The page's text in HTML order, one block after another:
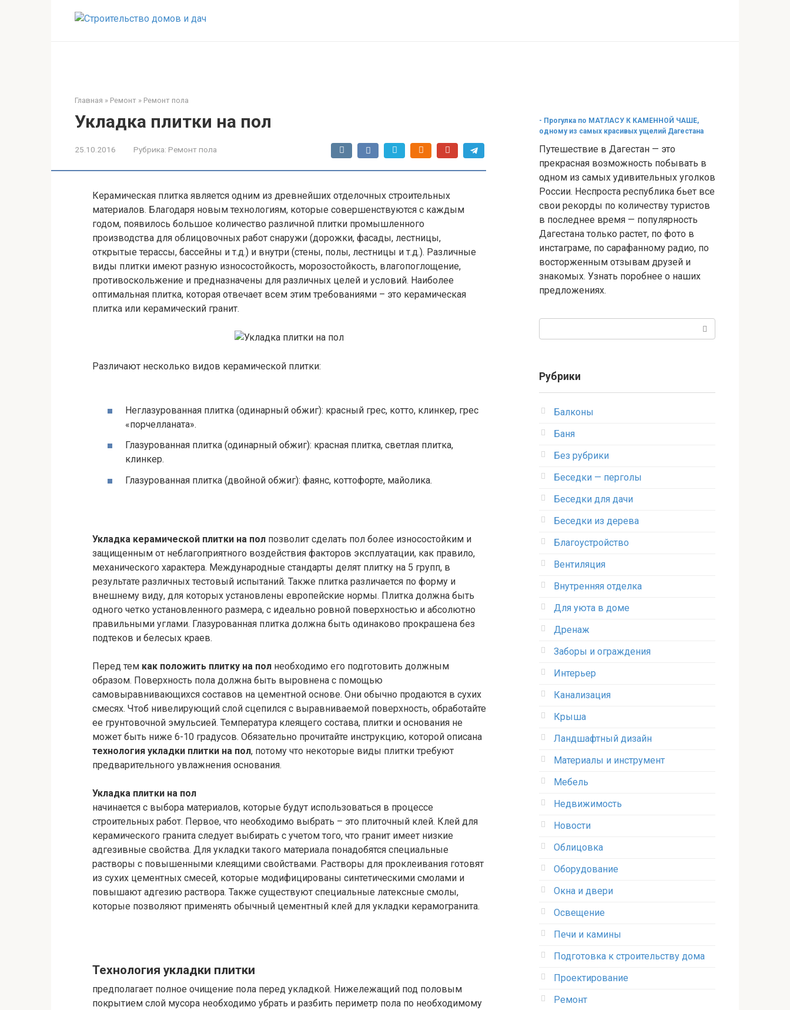
Главная » Ремонт » Ремонт пола
Укладка плитки на пол
25.10.2016 Рубрика: Ремонт пола
Керамическая плитка является одним из древнейших отделочных строительных
материалов. Благодаря новым технологиям, которые совершенствуются с каждым
годом, появилось большое количество различной плитки промышленного
производства для облицовочных работ снаружи (дорожки, фасады, лестницы,
открытые терассы, бассейны и т.д.) и внутри (стены, полы, лестницы и т.д.). Различные
виды плитки имеют разную износостойкость, морозостойкость, влагопоглощение,
противоскольжение и предназначены для различных целей и условий. Наиболее
оптимальная плитка, которая отвечает всем этим требованиями – это керамическая
плитка или керамический гранит.
Различают несколько видов керамической плитки:
Неглазурованная плитка (одинарный обжиг): красный грес, котто, клинкер, грес
«порчелланата».
Глазурованная плитка (одинарный обжиг): красная плитка, светлая плитка,
клинкер.
Глазурованная плитка (двойной обжиг): фаянс, коттофорте, майолика.
Укладка керамической плитки на пол позволит сделать пол более износостойким и
защищенным от неблагоприятного воздействия факторов эксплуатации, как правило,
механического характера. Международные стандарты делят плитку на 5 групп, в
результате различных тестовый испытаний. Также плитка различается по форму и
внешнему виду, для которых установлены европейские нормы. Плитка должна быть
одного четко установленного размера, с идеально ровной поверхностью и абсолютно
правильными углами. Глазурованная плитка должна быть одинаково прокрашена без
подтеков и белесых краев.
Перед тем как положить плитку на пол необходимо его подготовить должным
образом. Поверхность пола должна быть выровнена с помощью
самовыравнивающихся составов на цементной основе. Они обычно продаются в сухих
смесях. Чтоб нивелирующий слой сцепился с выравниваемой поверхность, обработайте
ее грунтовочной эмульсией. Температура клеящего состава, плитки и основания не
может быть ниже 6-10 градусов. Обязательно прочитайте инструкцию, которой описана
технология укладки плитки на пол, потому что некоторые виды плитки требуют
предварительного увлажнения основания.
Укладка плитки на пол
начинается с выбора материалов, которые будут использоваться в процессе
строительных работ. Первое, что необходимо выбрать – это плиточный клей. Клей для
керамического гранита следует выбирать с учетом того, что гранит имеет низкие
адгезивные свойства. Для укладки такого материала понадобятся специальные
растворы с повышенными клеящими свойствами. Растворы для проклеивания готовят
из сухих цементных смесей, которые модифицированы синтетическими смолами и
повышают адгезию раствора. Также существуют специальные латексные смолы,
которые позволяют применять обычный цементный клей для укладки керамогранита.
Технология укладки плитки
предполагает полное очищение пола перед укладкой. Нижележащий под половым
покрытием слой мусора необходимо убрать и разбить периметр пола по необходимому
- Прогулка по МАТЛАСУ К КАМЕННОЙ ЧАШЕ,
одному из самых красивых ущелий Дагестана
Путешествие в Дагестан — это
прекрасная возможность побывать в
одном из самых удивительных уголков
России. Неспроста республика бьет все
свои рекорды по количеству туристов
в последнее время — популярность
Дагестана только растет, по фото в
инстаграме, по сарафанному радио, по
восторженным отзывам друзей и
знакомых. Узнать поробнее о наших
предложениях.
Рубрики
Балконы
Баня
Без рубрики
Беседки — перголы
Беседки для дачи
Беседки из дерева
Благоустройство
Вентиляция
Внутренняя отделка
Для уюта в доме
Дренаж
Заборы и ограждения
Интерьер
Канализация
Крыша
Ландшафтный дизайн
Материалы и инструмент
Мебель
Недвижимость
Новости
Облицовка
Оборудование
Окна и двери
Освещение
Печи и камины
Подготовка к строительству дома
Проектирование
Ремонт